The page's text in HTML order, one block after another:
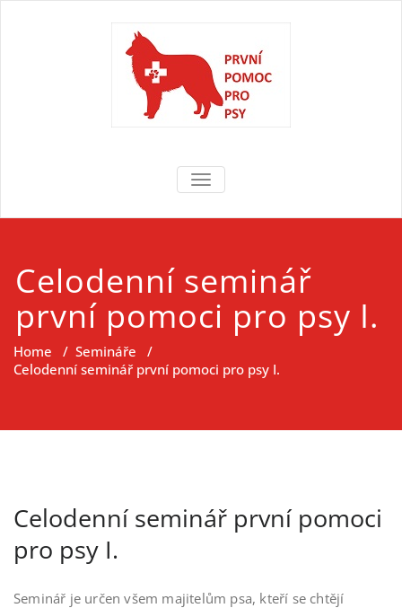
První pomoc
pro psy
První pomoc pro psy
TOGGLE NAVIGATION
Celodenní seminář
první pomoci pro psy I.
Home / Semináře /
Celodenní seminář první pomoci pro psy I.
Celodenní seminář první pomoci
pro psy I.
Seminář je určen všem majitelům psa, kteří se chtějí